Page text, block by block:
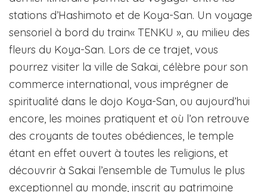
stations d’Hashimoto et de Koya-San. Un voyage
sensoriel à bord du train« TENKU », au milieu des
fleurs du Koya-San. Lors de ce trajet, vous
pourrez visiter la ville de Sakai, célèbre pour son
commerce international, vous imprégner de
spiritualité dans le dojo Koya-San, ou aujourd’hui
encore, les moines pratiquent et où l’on retrouve
des croyants de toutes obédiences, le temple
étant en effet ouvert à toutes les religions, et
découvrir à Sakai l’ensemble de Tumulus le plus
exceptionnel au monde, inscrit au patrimoine